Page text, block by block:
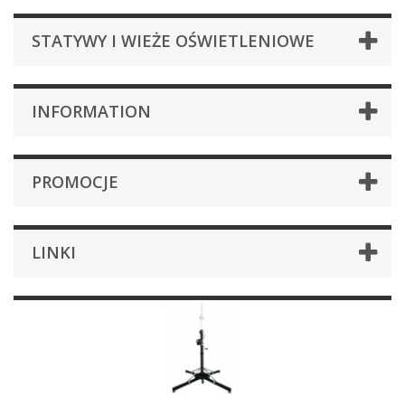
STATYWY I WIEŻE OŚWIETLENIOWE
INFORMATION
PROMOCJE
LINKI